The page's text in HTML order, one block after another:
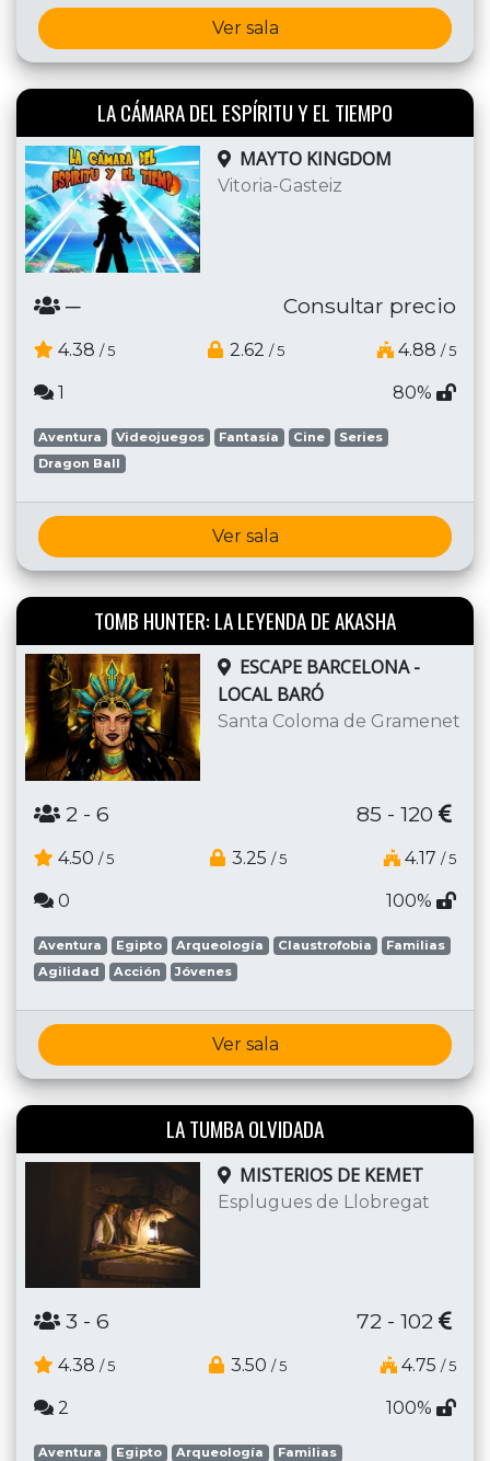
Ver sala
LA CÁMARA DEL ESPÍRITU Y EL TIEMPO
MAYTO KINGDOM
Vitoria-Gasteiz
─ Consultar precio
4.38 / 5 2.62 / 5 4.88 / 5
1 80%
Aventura Videojuegos Fantasía Cine
Series
Dragon Ball
Ver sala
TOMB HUNTER: LA LEYENDA DE AKASHA
ESCAPE BARCELONA -
LOCAL BARÓ
Santa Coloma de Gramenet
2 - 6 85 - 120
4.50 / 5 3.25 / 5 4.17 / 5
0 100%
Aventura Egipto Arqueología Claustrofobia
Familias
Agilidad
Acción Jóvenes
Ver sala
LA TUMBA OLVIDADA
MISTERIOS DE KEMET
Esplugues de Llobregat
3 - 6 72 - 102
4.38 / 5 3.50 / 5 4.75 / 5
2 100%
Aventura Egipto Arqueología Familias